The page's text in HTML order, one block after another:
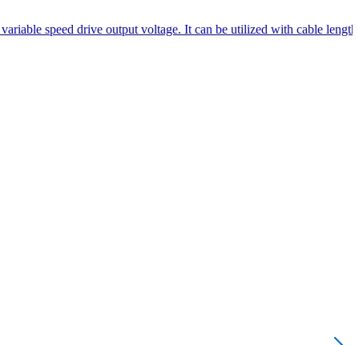
speed drive output voltage. It can be utilized with cable